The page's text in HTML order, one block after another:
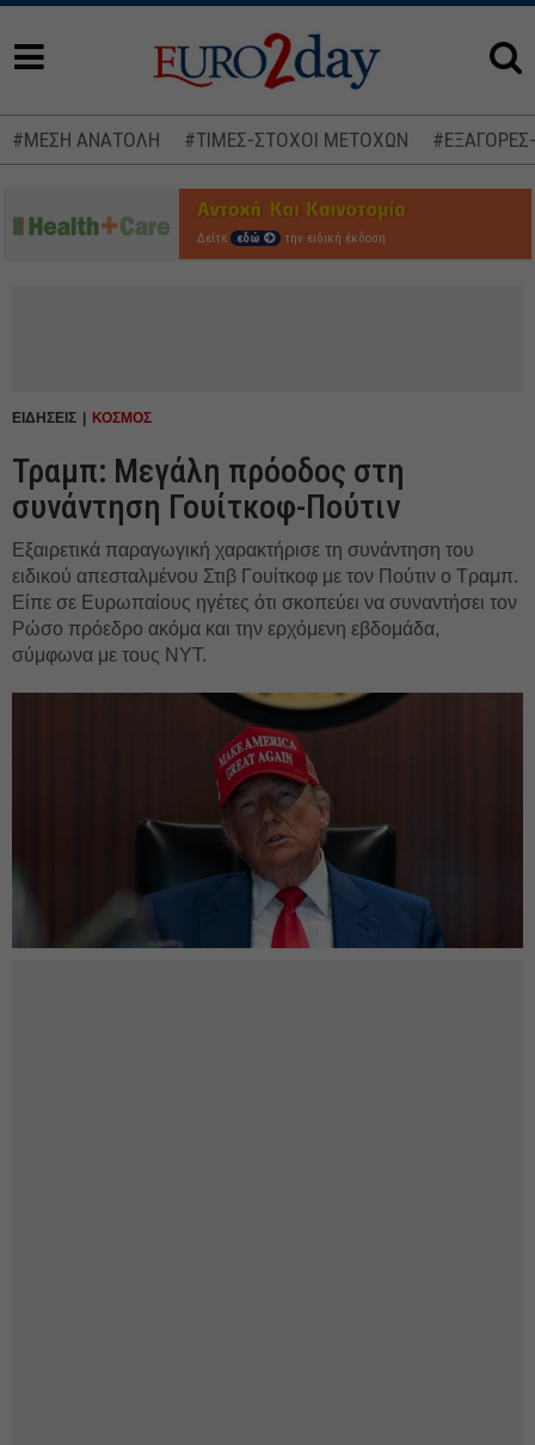
#ΜΕΣΗ ΑΝΑΤΟΛΗ #ΤΙΜΕΣ-ΣΤΟΧΟΙ ΜΕΤΟΧΩΝ
Δείτε εδώ την ειδική έκδοση
ΕΙΔΗΣΕΙΣ ΚΟΣΜΟΣ
Τραμπ: Μεγάλη πρόοδος στη
συνάντηση Γουίτκοφ-Πούτιν
Εξαιρετικά παραγωγική χαρακτήρισε τη συνάντηση του
ειδικού απεσταλμένου Στιβ Γουίτκοφ με τον Πούτιν ο Τραμπ.
Είπε σε Ευρωπαίους ηγέτες ότι σκοπεύει να συναντήσει τον
Ρώσο πρόεδρο ακόμα και την ερχόμενη εβδομάδα,
σύμφωνα με τους NYT.